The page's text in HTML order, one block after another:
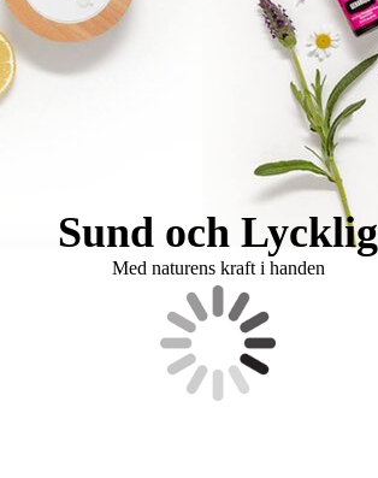
Sund och Lycklig
Med naturens kraft i handen